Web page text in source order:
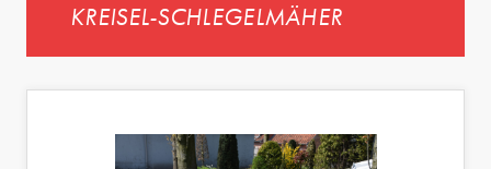
KREISEL-SCHLEGELMÄHER